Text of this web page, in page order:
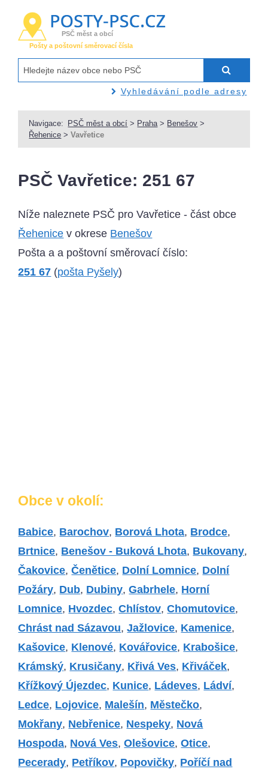
PSČ měst a obcí
Pošty a poštovní směrovací čísla
Vyhledávání podle adresy
Navigace: PSČ měst a obcí > Praha > Benešov >
Řehenice >Vavřetice
PSČ Vavřetice: 251 67
Níže naleznete PSČ pro Vavřetice - část obce
Řehenice v okrese Benešov
Pošta a a poštovní směrovací číslo:
251 67 (pošta Pyšely)
Obce v okolí:
Babice, Barochov, Borová Lhota, Brodce,
Brtnice, Benešov - Buková Lhota, Bukovany,
Čakovice,Čenětice, Dolní Lomnice, Dolní
Požáry, Dub, Dubiny,Gabrhele, Horní
Lomnice, Hvozdec,Chlístov,Chomutovice,
Chrást nad Sázavou,Jažlovice, Kamenice,
Kašovice, Klenové, Kovářovice, Krabošice,
Krámský, Krusičany, Křivá Ves, Křiváček,
Křížkový Újezdec, Kunice, Ládeves, Ládví,
Ledce, Lojovice, Malešín, Městečko,
Mokřany, Nebřenice, Nespeky, Nová
Hospoda, Nová Ves,Olešovice,Otice,
Pecerady, Petříkov, Popovičky, Poříčí nad